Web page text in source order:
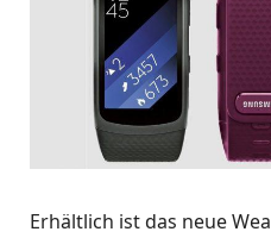
Erhältlich ist das neue